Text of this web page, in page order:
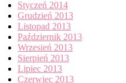
Styczeń 2014
Grudzień 2013
Listopad 2013
Październik 2013
Wrzesień 2013
Sierpień 2013
Lipiec 2013
Czerwiec 2013